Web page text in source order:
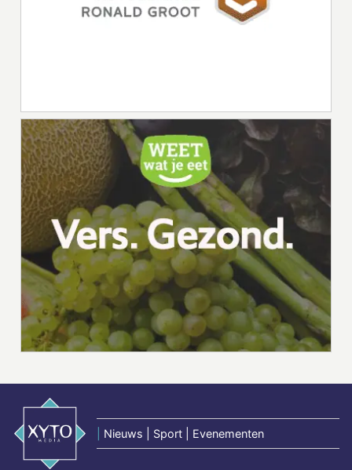
Nieuws | Sport | Evenementen